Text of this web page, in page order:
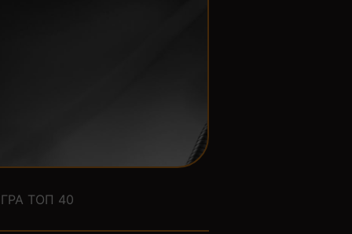
ТОП 40